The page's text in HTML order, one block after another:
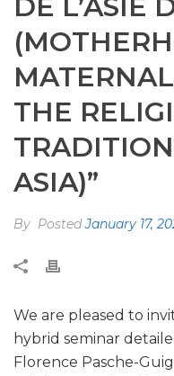
DE L’ASIE
THE
ASIA)”
By PostedJanuary 17,
We are pleased to
hybrid seminar
Florence Pasche-